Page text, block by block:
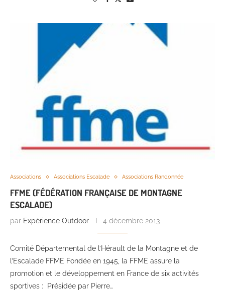
Associations Associations Escalade Associations Randonnée
FFME (FÉDÉRATION FRANÇAISE DE MONTAGNE
ESCALADE)
par Expérience Outdoor 4 décembre 2013
Comité Départemental de l’Hérault de la Montagne et de
l’Escalade FFME Fondée en 1945, la FFME assure la
promotion et le développement en France de six activités
sportives : Présidée par Pierre…